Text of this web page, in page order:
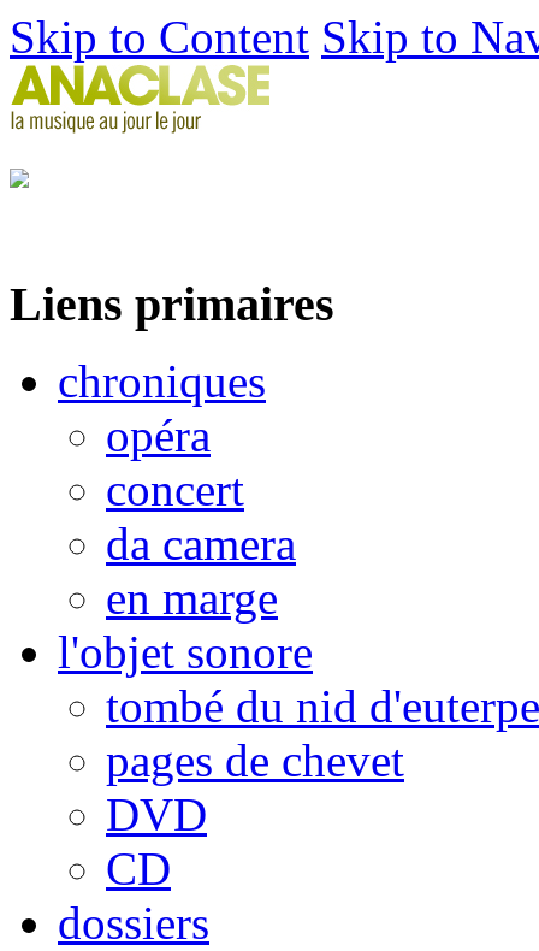
Skip to Content Skip to
Liens primaires
chroniques
opéra
concert
da camera
en marge
l'objet sonore
tombé du nid d'euterpe
pages de chevet
DVD
CD
dossiers